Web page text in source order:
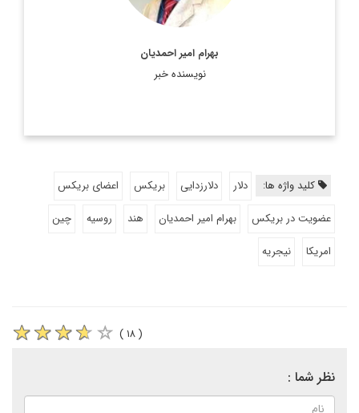
بهرام امیر احمدیان
نویسنده خبر
کلید واژه ها: دلار دلارزدایی بریکس
اعضای بریکس
عضویت در بریکس
بهرام امیر احمدیان هند روسیه
چین
امریکا
نیجریه
( ۱۸ )
نظر شما :